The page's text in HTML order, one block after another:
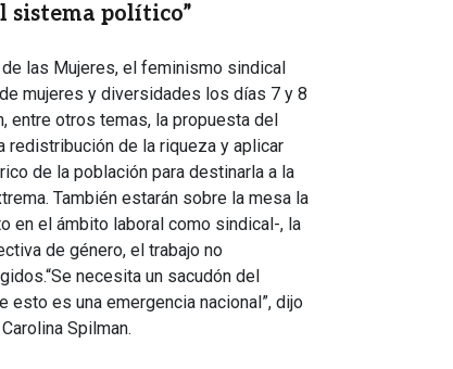
sistema político”
las Mujeres, el feminismo sindical
mujeres y diversidades los días 7 y 8
entre otros temas, la propuesta del
redistribución de la riqueza y aplicar
de la población para destinarla a la
También estarán sobre la mesa la
en el ámbito laboral como sindical-, la
de género, el trabajo no
necesita un sacudón del
es una emergencia nacional”, dijo
Spilman.